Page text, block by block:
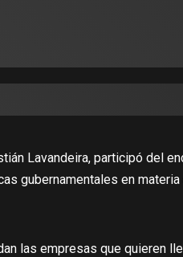
Lavandeira, participó del
gubernamentales en materia
las empresas que quieren